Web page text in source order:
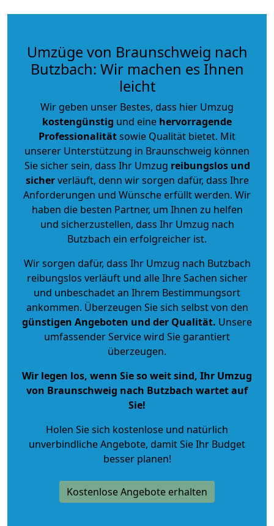
Umzüge von Braunschweig nach
Butzbach: Wir machen es Ihnen
leicht
Wir geben unser Bestes, dass hier Umzug
kostengünstig und eine hervorragende
Professionalitätsowie Qualität bietet. Mit
unserer Unterstützung in Braunschweig können
Sie sicher sein, dass Ihr Umzug reibungslos und
sicherverläuft, denn wir sorgen dafür, dass Ihre
Anforderungen und Wünsche erfüllt werden. Wir
haben die besten Partner, um Ihnen zu helfen
und sicherzustellen, dass Ihr Umzug nach
Butzbach ein erfolgreicher ist.
Wir sorgen dafür, dass Ihr Umzug nach Butzbach
reibungslos verläuft und alle Ihre Sachen sicher
und unbeschadet an Ihrem Bestimmungsort
ankommen. Überzeugen Sie sich selbst von den
günstigen Angeboten und der Qualität. Unsere
umfassender Service wird Sie garantiert
überzeugen.
Wir legen los, wenn Sie so weit sind, Ihr Umzug
von Braunschweig nach Butzbach wartet auf
Sie!
Holen Sie sich kostenlose und natürlich
unverbindliche Angebote, damit Sie Ihr Budget
besser planen!
Kostenlose Angebote erhalten